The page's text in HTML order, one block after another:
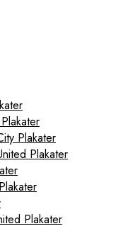
Plakater
Plakater
Plakater